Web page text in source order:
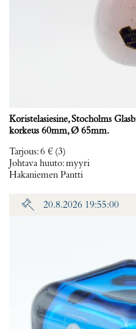
Koristelasiesine, Stocholms
korkeus 60mm, Ø 65mm.
Tarjous:6 € (3)
Johtava huuto:myyri
Hakaniemen Pantti
20.8.2026 19:55:00